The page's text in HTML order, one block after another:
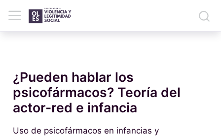
¿Pueden hablar los
psicofármacos? Teoría del
actor-red e infancia
Uso de psicofármacos en infancias y